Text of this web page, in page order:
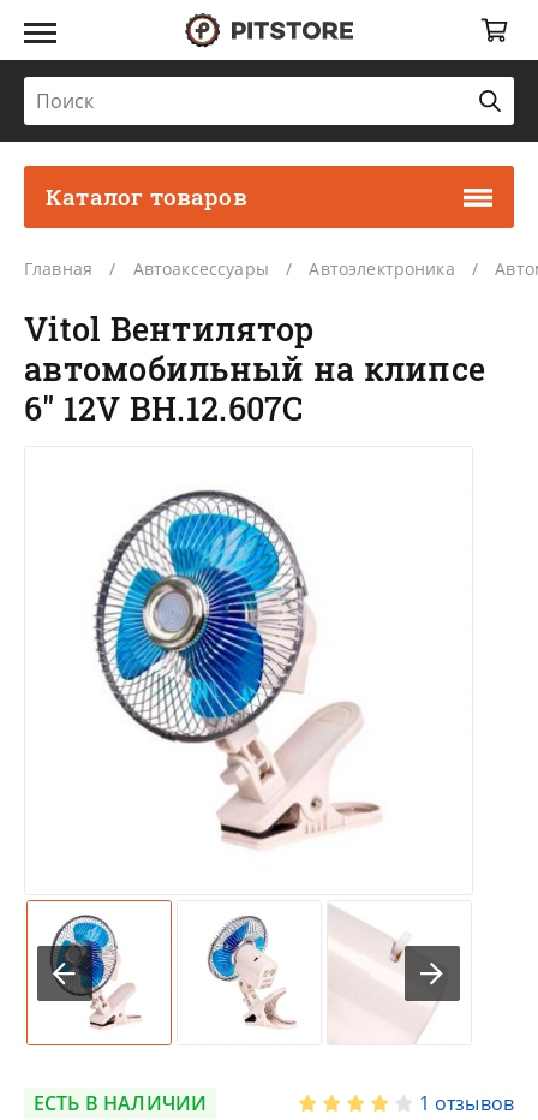
Каталог товаров
Главная Автоаксессуары Автоэлектроника
Vitol Вентилятор
автомобильный на клипсе
6" 12V ВН.12.607С
ЕСТЬ В НАЛИЧИИ 1 отзывов